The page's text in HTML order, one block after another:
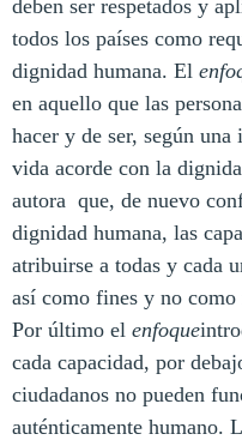
deben ser respetados y
todos los países como
dignidad humana. El
en aquello que las
hacer y de ser, según
vida acorde con la
autora que, de nuevo
dignidad humana, las
atribuirse a todas y cada
así como fines y no
Por último el enfoque
cada capacidad, por
ciudadanos no pueden
auténticamente humano.